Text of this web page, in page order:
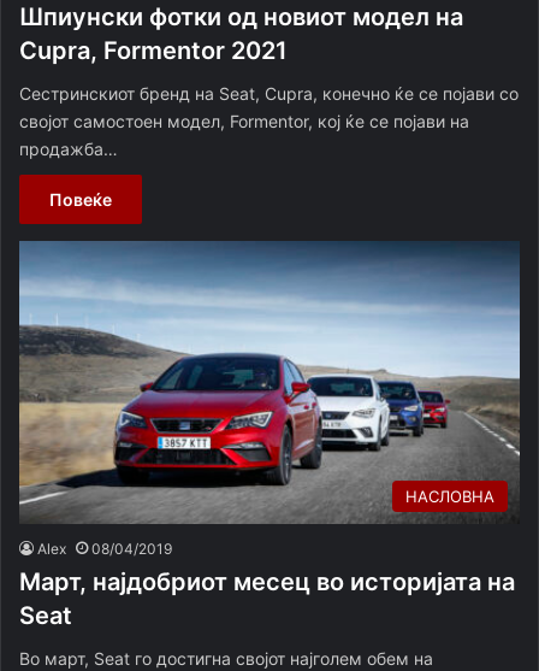
Шпиунски фотки од новиот модел на
Cupra, Formentor 2021
Сестринскиот бренд на Seat, Cupra, конечно ќе се појави со
својот самостоен модел, Formentor, кој ќе се појави на
продажба…
Повеќе
НАСЛОВНА
Alex 08/04/2019
Март, најдобриот месец во историјата на
Seat
Во март, Seat го достигна својот најголем обем на